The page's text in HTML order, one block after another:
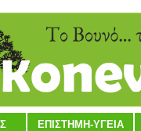
ΕΠΙΣΤΗΜΗ-ΥΓΕΙΑ